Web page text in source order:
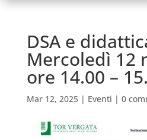
DSA e
Mercoledì 12
ore 14.00 –
Mar 12, 2025| Eventi | 0